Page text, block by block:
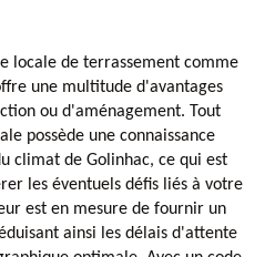
locale de terrassement comme
une multitude d'avantages
ou d'aménagement. Tout
possède une connaissance
climat de Golinhac, ce qui est
les éventuels défis liés à votre
est en mesure de fournir un
ainsi les délais d'attente